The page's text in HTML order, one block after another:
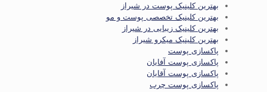
بهترین کلینیک پوست در شیراز
بهترین کلینیک تخصصی پوست و مو
بهترین کلینیک زیبایی در شیراز
بهترین کلینیک میکرو شیراز
پاکسازی پوست
پاکسازی پوست آفایان
پاکسازی پوست آقایان
پاکسازی پوست چرب